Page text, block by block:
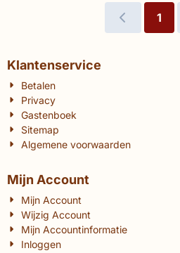
1
Klantenservice
Betalen
Privacy
Gastenboek
Sitemap
Algemene voorwaarden
Mijn Account
Mijn Account
Wijzig Account
Mijn Accountinformatie
Inloggen